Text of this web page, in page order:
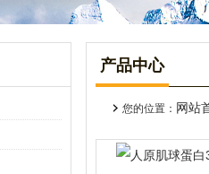
产品中心
您的位置： 网站